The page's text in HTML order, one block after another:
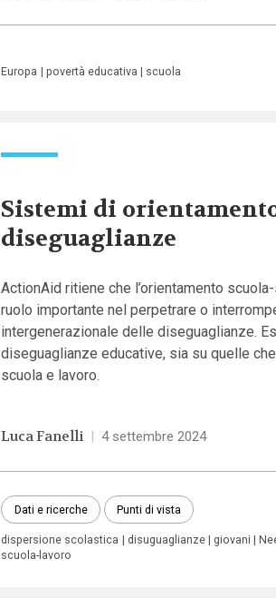
Europa povertà educativa scuola
Sistemi di
diseguaglianze
ActionAid ritiene che l’orientamento
ruolo importante nel perpetrare o
intergenerazionale delle diseguaglianze.
diseguaglianze educative, sia su quelle
scuola e lavoro.
Luca Fanelli | 4 settembre 2024
Dati e ricerche Punti di vista
dispersione scolastica disuguaglianze giovani
scuola-lavoro